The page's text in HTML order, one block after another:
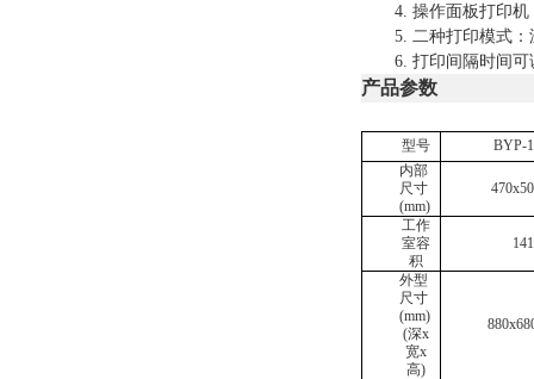
4. 操作面板打印
5. 二种打印模式
6. 打印间隔时间可
产品参数
型号
BYP-
内部
尺寸
(mm)
工作
室容
积
外型
尺寸
(mm)
(深x
宽x
高)